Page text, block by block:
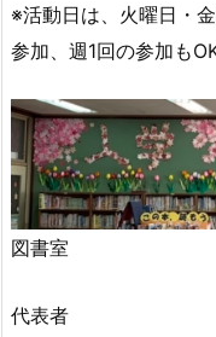
※活動日は、火曜日・
参加、週1回の参加もOK
図書室
代表者